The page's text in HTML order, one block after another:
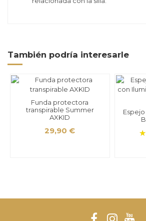
También podría interesarle
Funda protectora
transpirable Summer
AXKID
29,90 €